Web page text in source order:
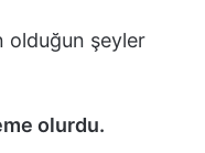
olduğun şeyler
olurdu.